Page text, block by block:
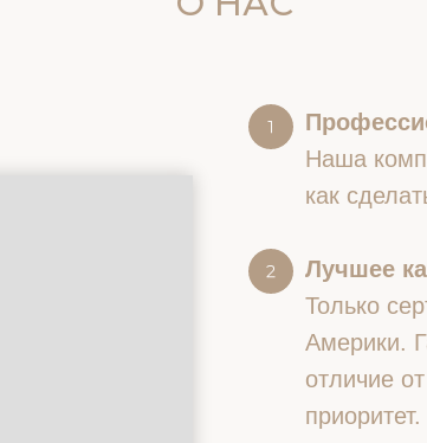
Наша
как
Лучшее
Только
Америки.
отличие
приоритет.